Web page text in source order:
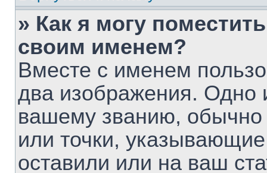
» Как я могу
своим именем?
Вместе с именем
два изображения. Одно
вашему званию, обычно
или точки,
оставили или на ваш